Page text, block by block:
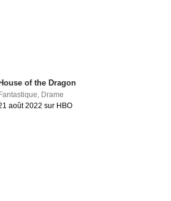
of the Dragon
Drame
août 2022 sur HBO